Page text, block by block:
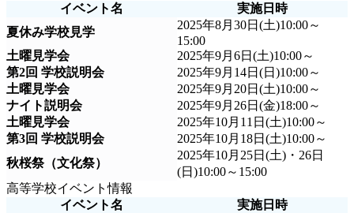
イベント名
実施日時
夏休み学校見学
2025年8月30日(土)10:00～
15:00
土曜見学会
2025年9月6日(土)10:00～
第2回 学校説明会
2025年9月14日(日)10:00～
土曜見学会
2025年9月20日(土)10:00～
ナイト説明会
2025年9月26日(金)18:00～
土曜見学会
2025年10月11日(土)10:00～
第3回 学校説明会
2025年10月18日(土)10:00～
秋桜祭（文化祭）
2025年10月25日(土)・26日
(日)10:00～15:00
高等学校イベント情報
イベント名
実施日時